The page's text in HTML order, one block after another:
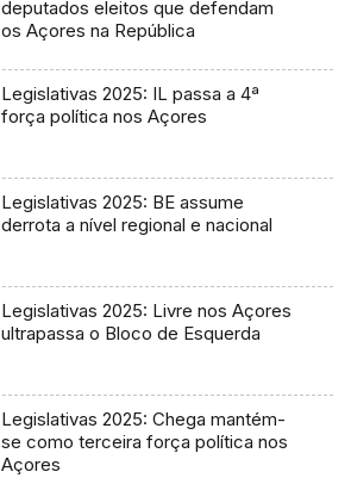
deputados eleitos que defendam
os Açores na República
Legislativas 2025: IL passa a 4ª
força política nos Açores
Legislativas 2025: BE assume
derrota a nível regional e nacional
Legislativas 2025: Livre nos Açores
ultrapassa o Bloco de Esquerda
Legislativas 2025: Chega mantém-
se como terceira força política nos
Açores